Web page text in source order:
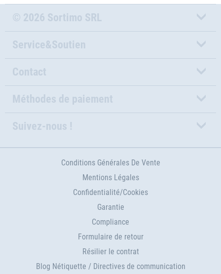
© 2026 Sortimo SRL
Service&Soutien
Contact
Méthodes de paiement
Suivez-nous !
Conditions Générales De Vente
Mentions Légales
Confidentialité/Cookies
Garantie
Compliance
Formulaire de retour
Résilier le contrat
Blog Nétiquette / Directives de communication